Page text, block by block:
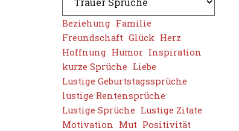
Beziehung Familie
Freundschaft Glück Herz
Hoffnung Humor Inspiration
kurze Sprüche Liebe
Lustige Geburtstagssprüche
lustige Rentensprüche
Lustige Sprüche Lustige Zitate
Motivation Mut Positivität